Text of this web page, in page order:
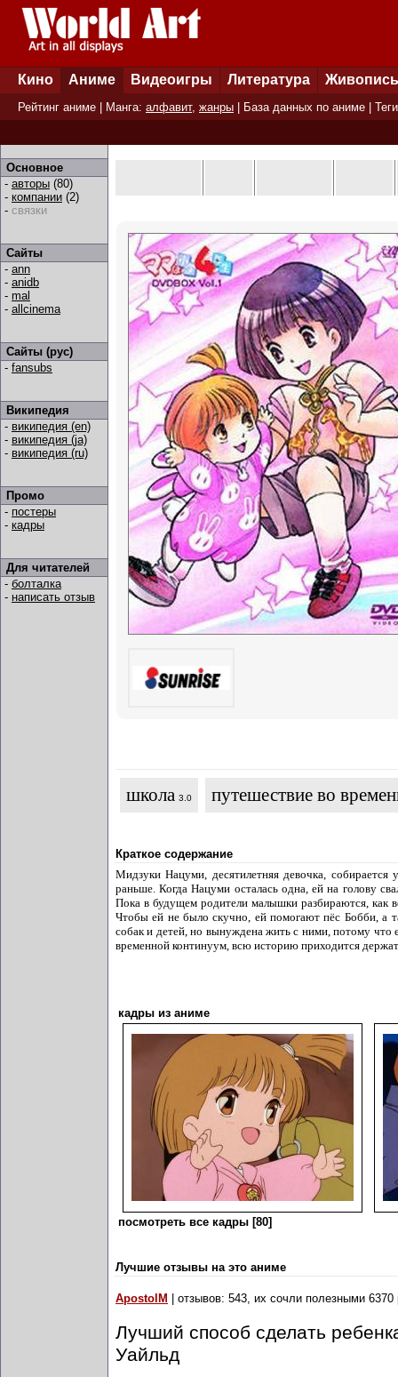
Кино Аниме Видеоигры Литература Живопись
Рейтинг аниме | Манга: алфавит, жанры База данных по аниме Теги
Основное
- авторы (80)
- компании (2)
- связки
Сайты
- ann
- anidb
- mal
- allcinema
Сайты (рус)
- fansubs
Википедия
- википедия (en)
- википедия (ja)
- википедия (ru)
Промо
- постеры
- кадры
Для читателей
- болталка
- написать отзыв
школа 3.0 путешествие во
Краткое содержание
Мидзуки Нацуми, десятилетняя девочка,
раньше. Когда Нацуми осталась одна, ей на голову
Пока в будущем родители малышки разбираются, как
Чтобы ей не было скучно, ей помогают пёс Бобби, а
собак и детей, но вынуждена жить с ними, потому что
временной континуум, всю историю приходится
кадры из аниме
посмотреть все кадры [80]
Лучшие отзывы на это аниме
ApostolM | отзывов: 543, их сочли полезными 6370
Лучший способ сделать
Уайльд